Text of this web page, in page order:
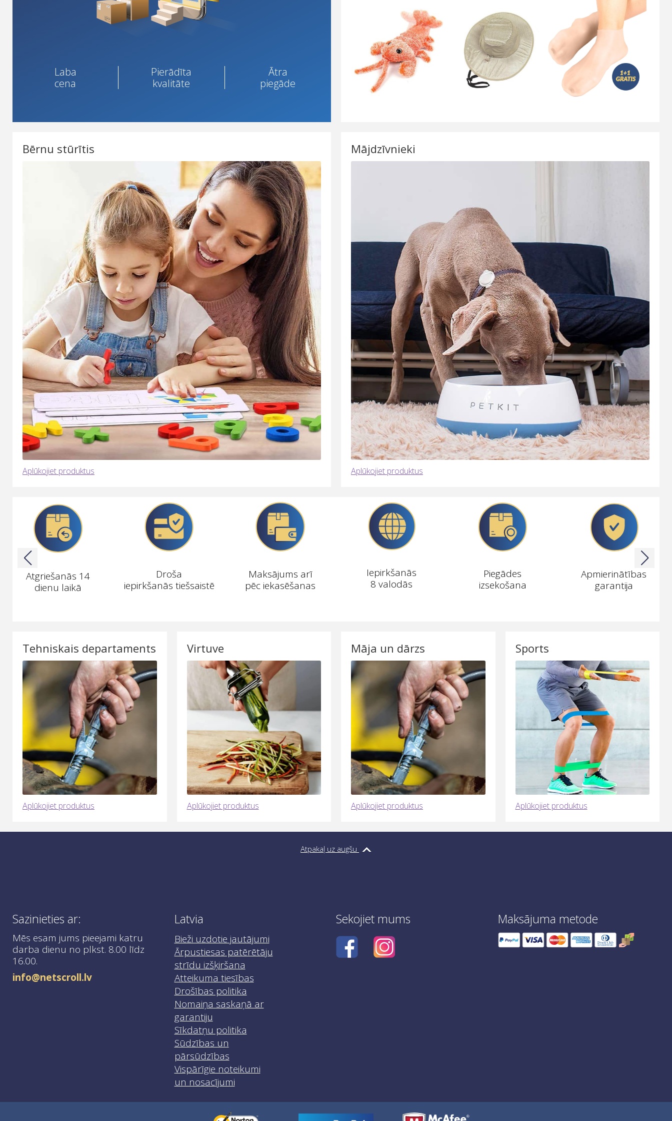
email-c
Nomaiņa saskaņā ar garantiju
Sīkdatņu politikaSpecial Offer
Sūdzības un pārsūdzības
Laba
cena
Pierādīta
kvalitāte
Ātra
piegāde
Bērnu stūrītis
Aplūkojiet produktus
Mājdzīvnieki
Aplūkojiet produktus
Atgriešanās 14
dienu laikā
Droša
iepirkšanās tiešsaistē
Maksājums arī
pēc iekasēšanas
Iepirkšanās
8 valodās
Piegādes
izsekošana
Apmierinātības
garantija
Tehniskais departaments
Aplūkojiet produktus
Virtuve
Aplūkojiet produktus
Māja un dārzs
Aplūkojiet produktus
Sports
Aplūkojiet produktus
Atpakaļ uz augšu
Sazinieties ar:
Mēs esam jums pieejami katru
darba dienu no plkst. 8.00 līdz
16.00.
info@netscroll.lv
Latvia
Bieži uzdotie jautājumi
Ārpustiesas patērētāju
strīdu izšķiršana
Atteikuma tiesības
Drošības politika
Nomaiņa saskaņā ar
garantiju
Sīkdatņu politika
Sūdzības un
pārsūdzības
Vispārīgie noteikumi
un nosacījumi
Sekojiet mums Maksājuma metode